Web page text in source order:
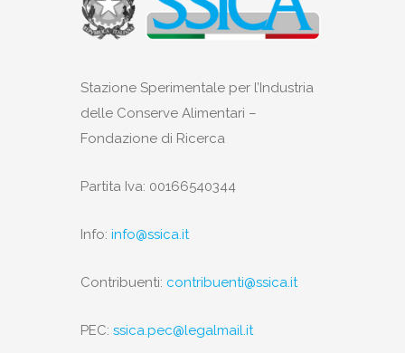
Stazione Sperimentale per l’Industria
delle Conserve Alimentari –
Fondazione di Ricerca
Partita Iva: 00166540344
Info: info@ssica.it
Contribuenti: contribuenti@ssica.it
PEC: ssica.pec@legalmail.it